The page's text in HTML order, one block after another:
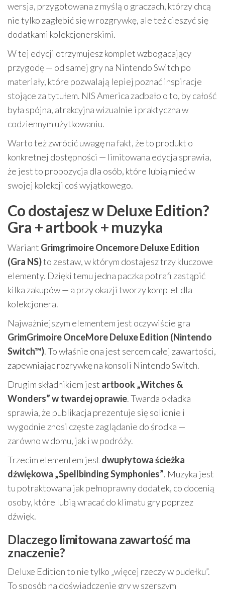
wersja, przygotowana z myślą o graczach, którzy chcą
nie tylko zagłębić się w rozgrywkę, ale też cieszyć się
dodatkami kolekcjonerskimi.
W tej edycji otrzymujesz komplet wzbogacający
przygodę — od samej gry na Nintendo Switch po
materiały, które pozwalają lepiej poznać inspiracje
stojące za tytułem. NIS America zadbało o to, by całość
była spójna, atrakcyjna wizualnie i praktyczna w
codziennym użytkowaniu.
Warto też zwrócić uwagę na fakt, że to produkt o
konkretnej dostępności — limitowana edycja sprawia,
że jest to propozycja dla osób, które lubią mieć w
swojej kolekcji coś wyjątkowego.
Co dostajesz w Deluxe Edition?
Gra + artbook + muzyka
Wariant Grimgrimoire Oncemore Deluxe Edition
(Gra NS)to zestaw, w którym dostajesz trzy kluczowe
elementy. Dzięki temu jedna paczka potrafi zastąpić
kilka zakupów — a przy okazji tworzy komplet dla
kolekcjonera.
Najważniejszym elementem jest oczywiście gra
GrimGrimoire OnceMore Deluxe Edition (Nintendo
Switch™). To właśnie ona jest sercem całej zawartości,
zapewniając rozrywkę na konsoli Nintendo Switch.
Drugim składnikiem jest artbook „Witches &
Wonders” w twardej oprawie. Twarda okładka
sprawia, że publikacja prezentuje się solidnie i
wygodnie znosi częste zaglądanie do środka —
zarówno w domu, jak i w podróży.
Trzecim elementem jest dwupłytowa ścieżka
dźwiękowa „Spellbinding Symphonies”. Muzyka jest
tu potraktowana jak pełnoprawny dodatek, co docenią
osoby, które lubią wracać do klimatu gry poprzez
dźwięk.
Dlaczego limitowana zawartość ma
znaczenie?
Deluxe Edition to nie tylko „więcej rzeczy w pudełku”.
To sposób na doświadczenie gry w szerszym